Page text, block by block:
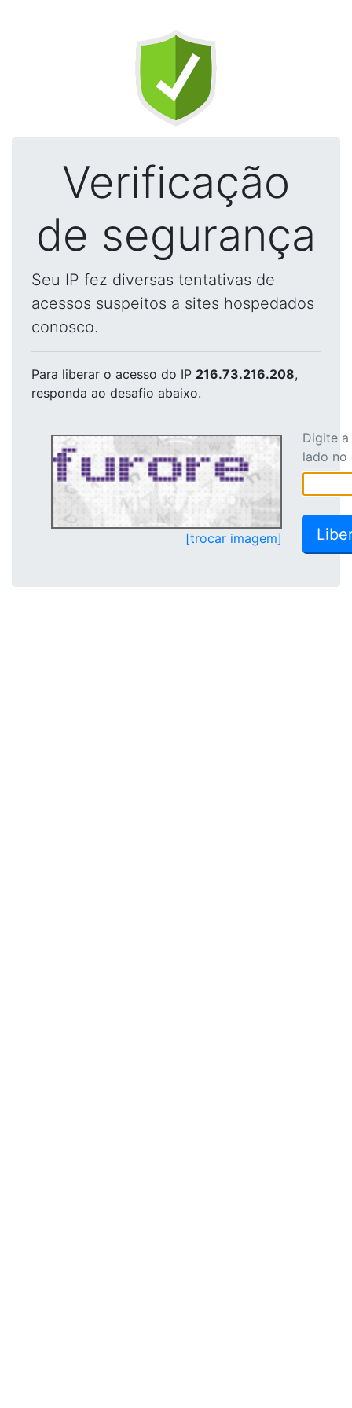
Verificação
de segurança
Seu IP fez diversas tentativas de
acessos suspeitos a sites hospedados
conosco.
Para liberar o acesso do IP 216.73.216.208,
responda ao desafio abaixo.
[trocar imagem]
Digite
lado no